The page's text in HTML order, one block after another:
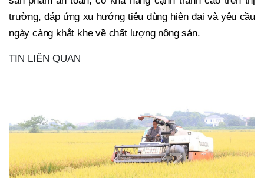
trường, đáp ứng xu hướng tiêu dùng hiện đại và yêu cầu
ngày càng khắt khe về chất lượng nông sản.
TIN LIÊN QUAN